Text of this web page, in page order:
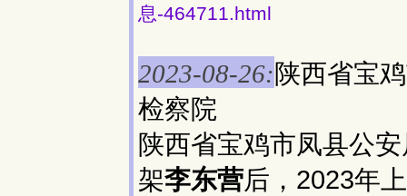
息-464711.html
2023-08-26:陕西省宝
检察院
陕西省宝鸡市凤县公
架李东营后，2023年